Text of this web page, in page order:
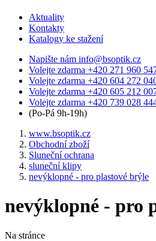
Aktuality
Kontakty
Katalogy ke stažení
Napište nám info@bsoptik.cz
Volejte zdarma +420 271 960
Volejte zdarma +420 604 272
Volejte zdarma +420 605 212
Volejte zdarma +420 739 028
(Po-Pá 9h-19h)
www.bsoptik.cz
Obchodní zboží
Sluneční ochrana
sluneční klipy
nevýklopné - pro plastové brýle
nevýklopné - pro
Na stránce